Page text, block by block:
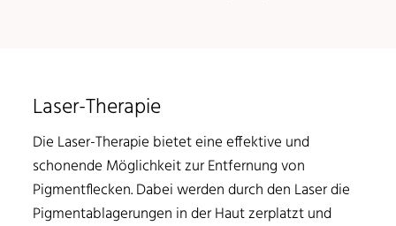
Laser-Therapie
Die Laser-Therapie bietet eine effektive und
schonende Möglichkeit zur Entfernung von
Pigmentflecken. Dabei werden durch den Laser die
Pigmentablagerungen in der Haut zerplatzt und